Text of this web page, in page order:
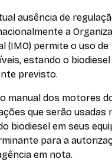
ausência de
a
(IMO) permite o uso de
estando o biodiesel
previsto.
o manual dos motores
que serão usadas
biodiesel em seus
para a
em nota.